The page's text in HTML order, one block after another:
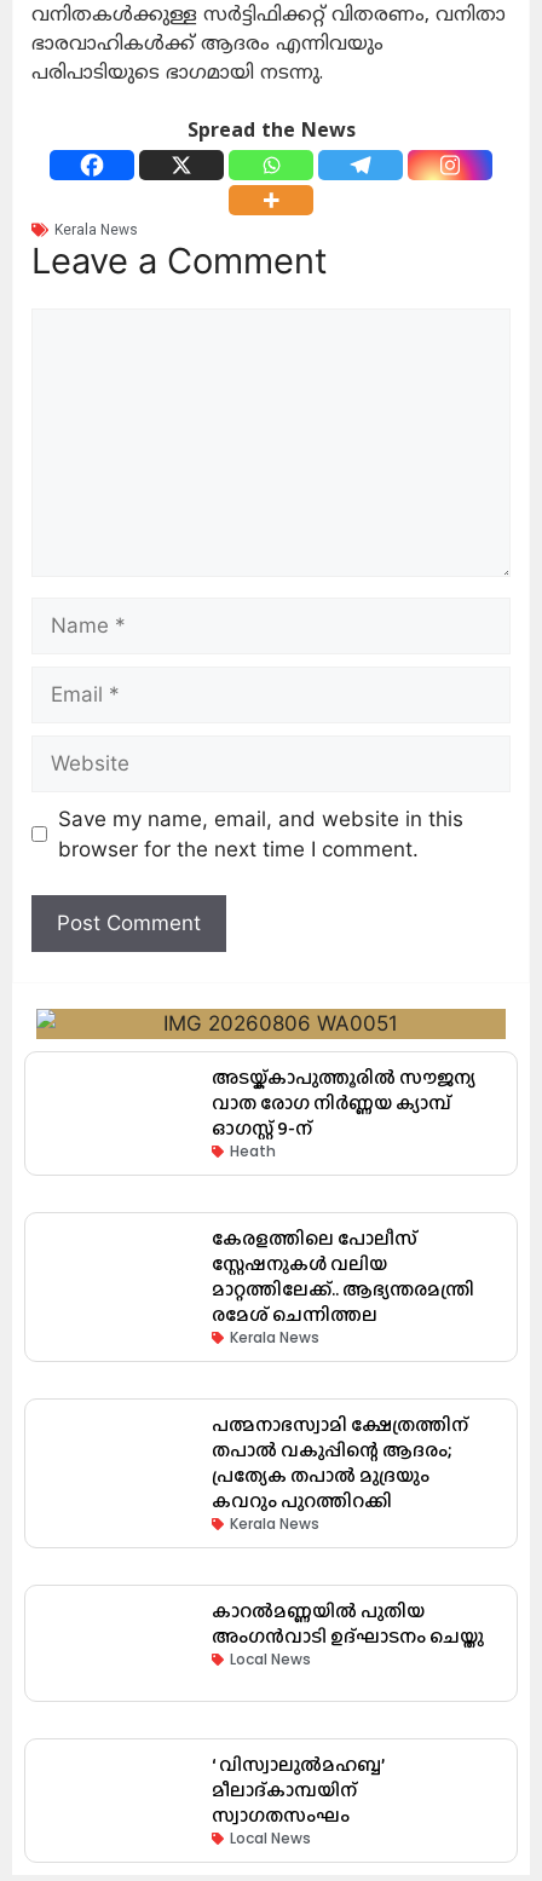
വനിതകള്‍ക്കുള്ള സര്‍ട്ടിഫിക്കറ്റ് വിതരണം, വനിതാ
ഭാരവാഹികള്‍ക്ക് ആദരം എന്നിവയും
പരിപാടിയുടെ ഭാഗമായി നടന്നു.
Spread the News
Kerala News
Leave a Comment
Save my name, email, and website in this
browser for the next time I comment.
അടയ്ക്കാപുത്തൂരിൽ സൗജന്യ
വാത രോഗ നിർണ്ണയ ക്യാമ്പ്
ഓഗസ്റ്റ് 9-ന്
Heath
കേരളത്തിലെ പോലീസ്
സ്റ്റേഷനുകൾ വലിയ
മാറ്റത്തിലേക്ക്.. ആഭ്യന്തരമന്ത്രി
രമേശ് ചെന്നിത്തല
Kerala News
പത്മനാഭസ്വാമി ക്ഷേത്രത്തിന്
തപാൽ വകുപ്പിന്റെ ആദരം;
പ്രത്യേക തപാൽ മുദ്രയും
കവറും പുറത്തിറക്കി
Kerala News
കാറൽമണ്ണയിൽ പുതിയ
അംഗൻവാടി ഉദ്ഘാടനം ചെയ്തു
Local News
‘ വിസ്വാലുൽമഹബ്ബ’
മീലാദ്കാമ്പയിന്
സ്വാഗതസംഘം
Local News